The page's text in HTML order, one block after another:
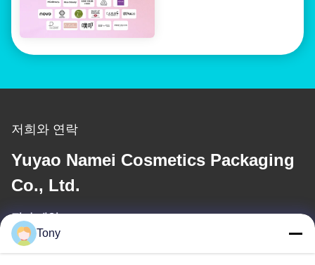
저희와 연락
Yuyao Namei Cosmetics Packaging
Co., Ltd.
전자 메일
Tony